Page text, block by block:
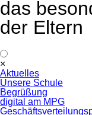
das
der Eltern
×
überspringen
Aktuelles
Unsere Schule
Begrüßung
digital am MPG